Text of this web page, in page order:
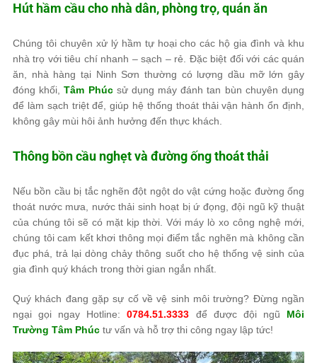
Hút hầm cầu cho nhà dân, phòng trọ, quán ăn
Chúng tôi chuyên xử lý hầm tự hoại cho các hộ gia đình và khu
nhà trọ với tiêu chí nhanh – sạch – rẻ. Đặc biệt đối với các quán
ăn, nhà hàng tại Ninh Sơn thường có lượng dầu mỡ lớn gây
đóng khối,Tâm Phúcsử dụng máy đánh tan bùn chuyên dụng
để làm sạch triệt để, giúp hệ thống thoát thải vận hành ổn định,
không gây mùi hôi ảnh hưởng đến thực khách.
Thông bồn cầu nghẹt và đường ống thoát thải
Nếu bồn cầu bị tắc nghẽn đột ngột do vật cứng hoặc đường ống
thoát nước mưa, nước thải sinh hoạt bị ứ đọng, đội ngũ kỹ thuật
của chúng tôi sẽ có mặt kịp thời. Với máy lò xo công nghệ mới,
chúng tôi cam kết khơi thông mọi điểm tắc nghẽn mà không cần
đục phá, trả lại dòng chảy thông suốt cho hệ thống vệ sinh của
gia đình quý khách trong thời gian ngắn nhất.
Quý khách đang gặp sự cố về vệ sinh môi trường? Đừng ngần
ngại gọi ngay Hotline:0784.51.3333 để được đội ngũ Môi
Trường Tâm Phúc tư vấn và hỗ trợ thi công ngay lập tức!